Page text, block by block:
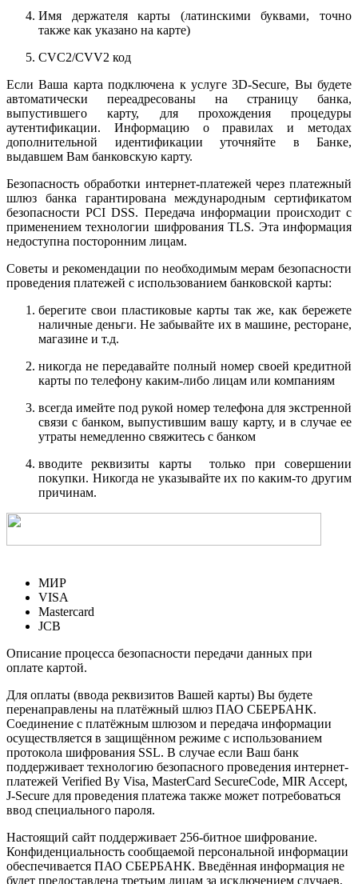
Имя держателя карты (латинскими буквами, точно
также как указано на карте)
CVC2/CVV2 код
Если Ваша карта подключена к услуге 3D-Secure, Вы будете
автоматически переадресованы на страницу банка,
выпустившего карту, для прохождения процедуры
аутентификации. Информацию о правилах и методах
дополнительной идентификации уточняйте в Банке,
выдавшем Вам банковскую карту.
Безопасность обработки интернет-платежей через платежный
шлюз банка гарантирована международным сертификатом
безопасности PCI DSS. Передача информации происходит с
применением технологии шифрования TLS. Эта информация
недоступна посторонним лицам.
Советы и рекомендации по необходимым мерам безопасности
проведения платежей с использованием банковской карты:
берегите свои пластиковые карты так же, как бережете
наличные деньги. Не забывайте их в машине, ресторане,
магазине и т.д.
никогда не передавайте полный номер своей кредитной
карты по телефону каким-либо лицам или компаниям
всегда имейте под рукой номер телефона для экстренной
связи с банком, выпустившим вашу карту, и в случае ее
утраты немедленно свяжитесь с банком
вводите реквизиты карты только при совершении
покупки. Никогда не указывайте их по каким-то другим
причинам.
МИР
VISA
Mastercard
JCB
Описание процесса безопасности передачи данных при
оплате картой.
Для оплаты (ввода реквизитов Вашей карты) Вы будете
перенаправлены на платёжный шлюз ПАО СБЕРБАНК.
Соединение с платёжным шлюзом и передача информации
осуществляется в защищённом режиме с использованием
протокола шифрования SSL. В случае если Ваш банк
поддерживает технологию безопасного проведения интернет-
платежей Verified By Visa, MasterCard SecureCode, MIR Accept,
J-Secure для проведения платежа также может потребоваться
ввод специального пароля.
Настоящий сайт поддерживает 256-битное шифрование.
Конфиденциальность сообщаемой персональной информации
обеспечивается ПАО СБЕРБАНК. Введённая информация не
будет предоставлена третьим лицам за исключением случаев,